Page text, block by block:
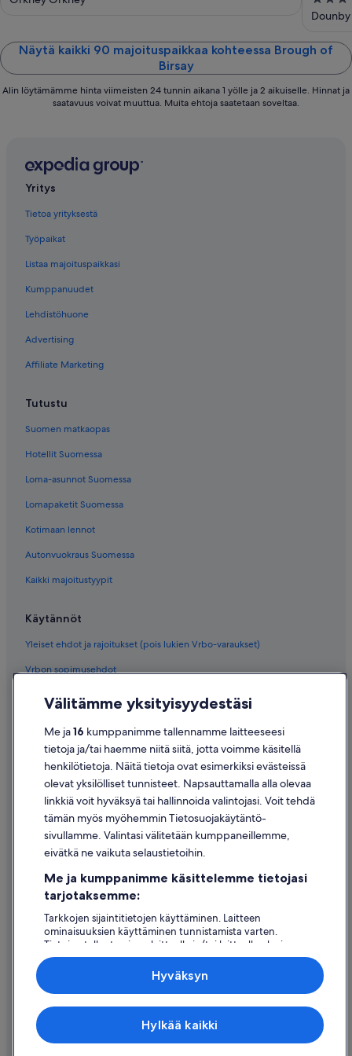
out
5
Näytä kaikki 90 majoituspaikkaa kohteessa Brough of
Birsay
Alin löytämämme hinta viimeisten 24 tunnin aikana 1 yölle ja 2 aikuiselle. Hinnat ja
saatavuus voivat muuttua. Muita ehtoja saatetaan soveltaa.
Yritys
Tietoa yrityksestä
Työpaikat
Listaa majoituspaikkasi
Kumppanuudet
Lehdistöhuone
Advertising
Affiliate Marketing
Tutustu
Suomen matkaopas
Hotellit Suomessa
Loma-asunnot Suomessa
Lomapaketit Suomessa
Kotimaan lennot
Autonvuokraus Suomessa
Kaikki majoitustyypit
Käytännöt
Yleiset ehdot ja rajoitukset (pois lukien Vrbo-varaukset)
Vrbon sopimusehdot
Evästeet
Käyttöehdot
Oikeudelliset tiedot / ota meihin yhteyttä
Sisältövaatimukset ja ilmoituksen tekeminen sisällöstä
Tuki
Ota yhteyttä
Hyvityksen hakeminen ja aikarajat
Varaa lento lentoyhtiön hyvityskupongeilla
Kansainväliset matka-asiakirjat
© 2026 Expedia, Inc., Expedia Groupin yritys. Kaikki oikeudet
pidätetään. Expedia ja Expedia-logo ovat Expedia, Inc.:n tavaramerkkejä
Välitämme yksityisyydestäsi
Me ja16 kumppanimme tallennamme laitteeseesi
tietoja ja/tai haemme niitä siitä, jotta voimme käsitellä
henkilötietoja. Näitä tietoja ovat esimerkiksi evästeissä
olevat yksilölliset tunnisteet. Napsauttamalla alla olevaa
linkkiä voit hyväksyä tai hallinnoida valintojasi. Voit tehdä
tämän myös myöhemmin Tietosuojakäytäntö-
sivullamme. Valintasi välitetään kumppaneillemme,
eivätkä ne vaikuta selaustietoihin.
Me ja kumppanimme käsittelemme tietojasi
tarjotaksemme:
Tarkkojen sijaintitietojen käyttäminen. Laitteen
ominaisuuksien käyttäminen tunnistamista varten.
Tietojen tallentaminen laitteelle ja/tai laitteella olevien
tietojen käyttö. Kohdennettu mainonta ja personoitu
sisältö, mainonnan ja sisällön mittaus, yleisötutkimus ja
Hylkää kaikki
Hyväksyn